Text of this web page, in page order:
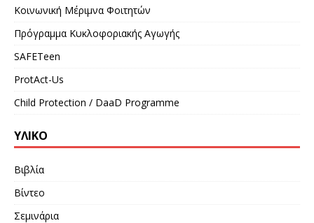
Κοινωνική Μέριμνα Φοιτητών
Πρόγραμμα Κυκλοφοριακής Αγωγής
SAFETeen
ProtAct-Us
Child Protection / DaaD Programme
ΥΛΙΚΌ
Βιβλία
Βίντεο
Σεμινάρια